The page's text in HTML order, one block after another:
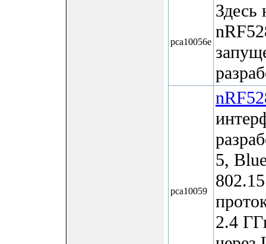
pca10056e
Здесь
pca10059
5,
2.4